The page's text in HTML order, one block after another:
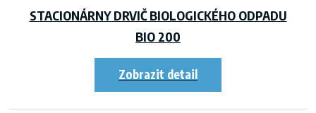
STACIONÁRNY DRVIČ BIOLOGICKÉHO ODPADU
BIO 200